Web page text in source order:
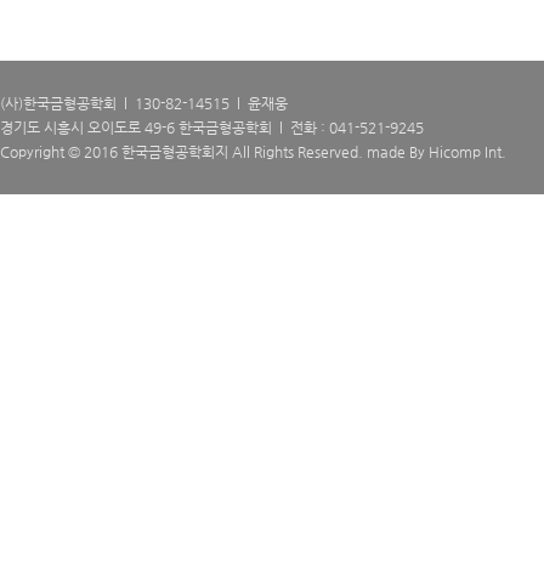
(사)한국금형공학회 l 130-82-14515 l 윤재웅
경기도 시흥시 오이도로 49-6 한국금형공학회 l 전화 : 041-521-9245
Copyright © 2016 한국금형공학회지 All Rights Reserved. made By Hicomp Int.